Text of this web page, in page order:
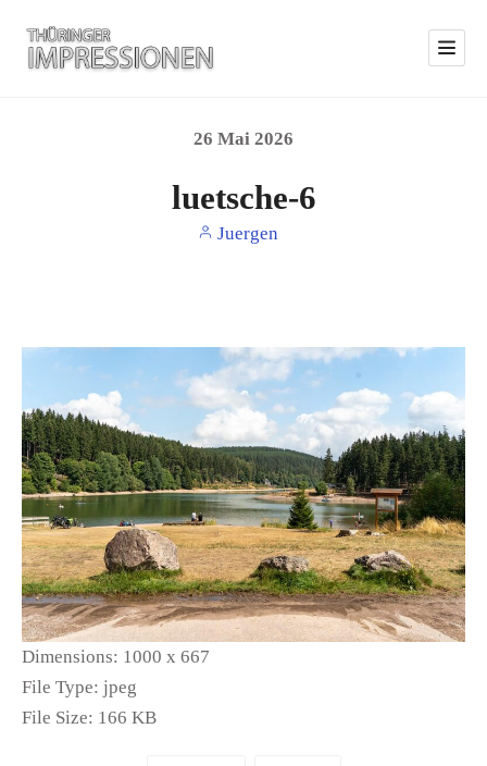
26 Mai 2026
luetsche-6
Juergen
Dimensions: 1000 x 667
File Type: jpeg
File Size: 166 KB